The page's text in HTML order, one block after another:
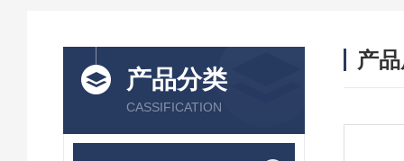
产品分类
CASSIFICATION
产